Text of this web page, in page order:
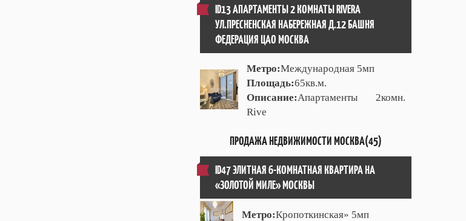
ID13 АПАРТАМЕНТЫ 2 КОМНАТЫ RIVERA
УЛ.ПРЕСНЕНСКАЯ НАБЕРЕЖНАЯ Д.12 БАШНЯ
ФЕДЕРАЦИЯ ЦАО МОСКВА
Метро:Международная 5мп
Площадь:65кв.м.
Описание:Апартаменты 2комн.
Rive
ПРОДАЖА НЕДВИЖИМОСТИ МОСКВА(45)
ID47 ЭЛИТНАЯ 6-КОМНАТНАЯ КВАРТИРА НА
«ЗОЛОТОЙ МИЛЕ» МОСКВЫ
Метро:Кропоткинская» 5мп